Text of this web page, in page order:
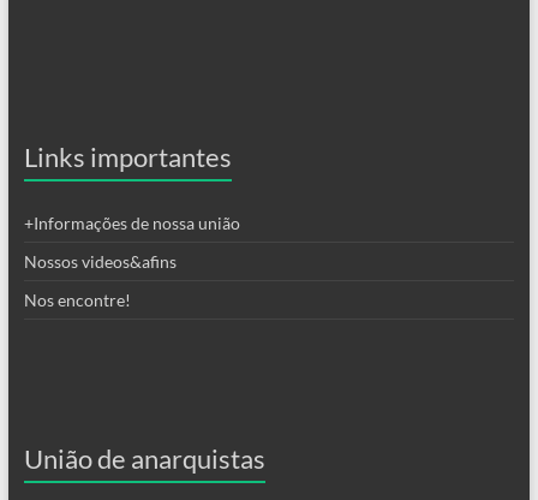
Links importantes
+Informações de nossa união
Nossos videos&afins
Nos encontre!
União de anarquistas